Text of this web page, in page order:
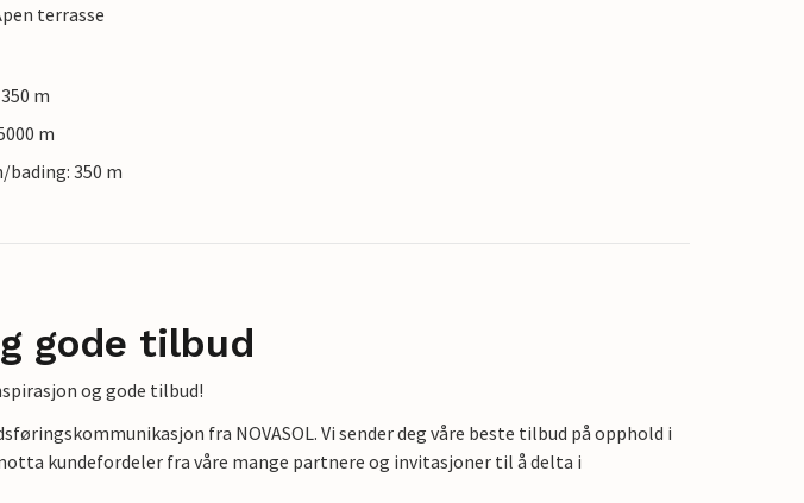
terrasse
m
m
350 m
gode tilbud
og gode tilbud!
fra NOVASOL. Vi sender deg våre beste tilbud på opphold i
kundefordeler fra våre mange partnere og invitasjoner til å delta i